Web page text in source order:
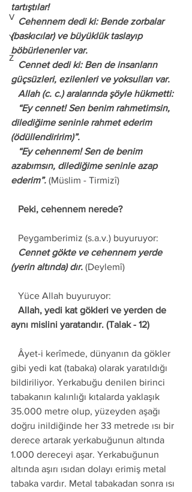
V
Y
Z
tartıştılar!
   Cehennem dedi ki: Bende zorbalar
(baskıcılar) ve büyüklük taslayıp
böbürlenenler var.
güçsüzleri, ezilenleri ve yoksulları var.
   Allah (c. c.) aralarında şöyle hükmetti:
dilediğime seninle rahmet ederim
(ödüllendiririm)”.
azabımsın, dilediğime seninle azap
ederim”. (Müslim - Tirmizî)
   Peki, cehennem nerede?
   Peygamberimiz (s.a.v.) buyuruyor:
(yerin altında) dır.
   Yüce Allah buyuruyor:
aynı mislini yaratandır. (Talak - 12)
gibi yedi kat (tabaka) olarak yaratıldığı
bildiriliyor. Yerkabuğu denilen birinci
tabakanın kalınlığı kıtalarda yaklaşık
35.000 metre olup, yüzeyden aşağı
doğru inildiğinde her 33 metrede ısı bir
derece artarak yerkabuğunun altında
1.000 dereceyi aşar. Yerkabuğunun
altında aşırı ısıdan dolayı erimiş metal
tabaka vardır. Metal tabakadan sonra ısı